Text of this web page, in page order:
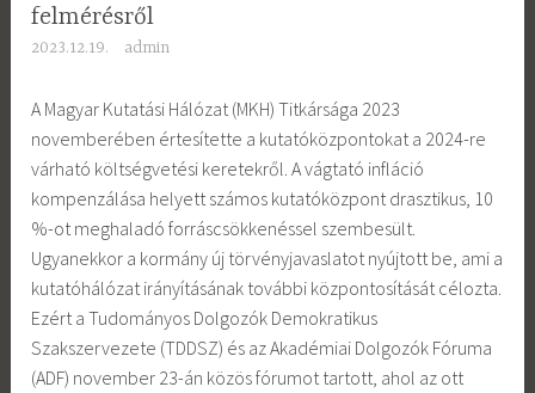
felmérésről
2023.12.19. admin
A Magyar Kutatási Hálózat (MKH) Titkársága 2023
novemberében értesítette a kutatóközpontokat a 2024-re
várható költségvetési keretekről. A vágtató infláció
kompenzálása helyett számos kutatóközpont drasztikus, 10
%-ot meghaladó forráscsökkenéssel szembesült.
Ugyanekkor a kormány új törvényjavaslatot nyújtott be, ami a
kutatóhálózat irányításának további központosítását célozta.
Ezért a Tudományos Dolgozók Demokratikus
Szakszervezete (TDDSZ) és az Akadémiai Dolgozók Fóruma
(ADF) november 23-án közös fórumot tartott, ahol az ott